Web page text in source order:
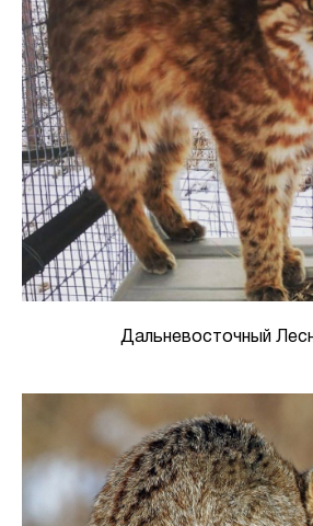
Дальневосточный